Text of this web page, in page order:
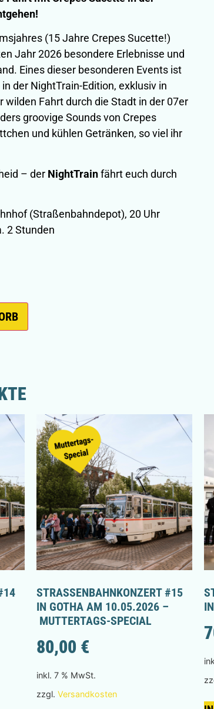
(15 Jahre Crepes Sucette!)
Jahr 2026 besondere Erlebnisse und
Eines dieser besonderen Events ist
der NightTrain-Edition, exklusiv in
wilden Fahrt durch die Stadt in der 07er
groovige Sounds von Crepes
und kühlen Getränken, so viel ihr
– der NightTrainfährt euch durch
(Straßenbahndepot), 20 Uhr
2 Stunden
I
STRASSENBAHNKONZERT #15 I
N GOTHA AM 10.05.2026 –
MUTTERTAGS-SPECIAL
80,00 €
inkl. 7 % MwSt.
zzgl. Versandkosten